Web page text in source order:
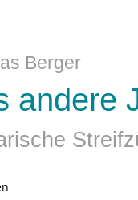
Berger
andere